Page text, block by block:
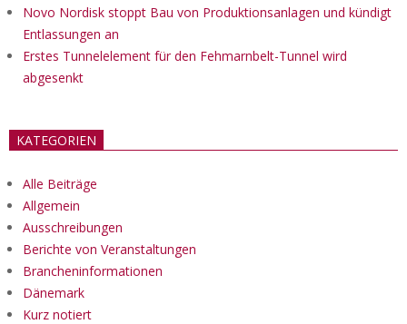
Novo Nordisk stoppt Bau von Produktionsanlagen und kündigt
Entlassungen an
Erstes Tunnelelement für den Fehmarnbelt-Tunnel wird
abgesenkt
KATEGORIEN
Alle Beiträge
Allgemein
Ausschreibungen
Berichte von Veranstaltungen
Brancheninformationen
Dänemark
Kurz notiert